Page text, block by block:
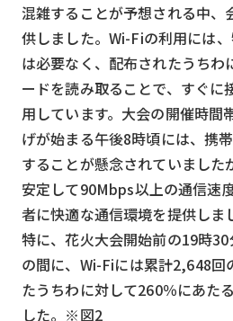
デジタルサイネージ
カメラ
Wi-Fi
SaaS
AI
おすすめ
SIM
スマホ
混雑することが予想される中、
供しました。Wi-Fiの利用には
は必要なく、配布されたうちわ
ードを読み取ることで、すぐに
用しています。大会の開催時間
げが始まる午後8時頃には、携
することが懸念されていました
安定して90Mbps以上の通信速
者に快適な通信環境を提供し
特に、花火大会開始前の19時
の間に、Wi-Fiには累計2,648回
たうちわに対して260％にあた
した。※図2